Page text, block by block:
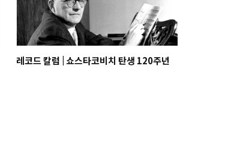
레코드 칼럼 | 쇼스타코비치 탄생 120주년